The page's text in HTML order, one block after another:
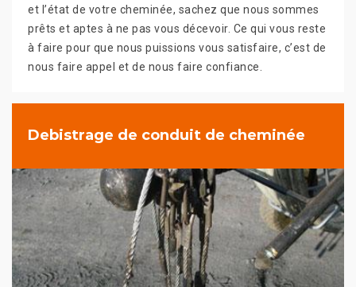
et l’état de votre cheminée, sachez que nous sommes
prêts et aptes à ne pas vous décevoir. Ce qui vous reste
à faire pour que nous puissions vous satisfaire, c’est de
nous faire appel et de nous faire confiance.
Debistrage de conduit de cheminée